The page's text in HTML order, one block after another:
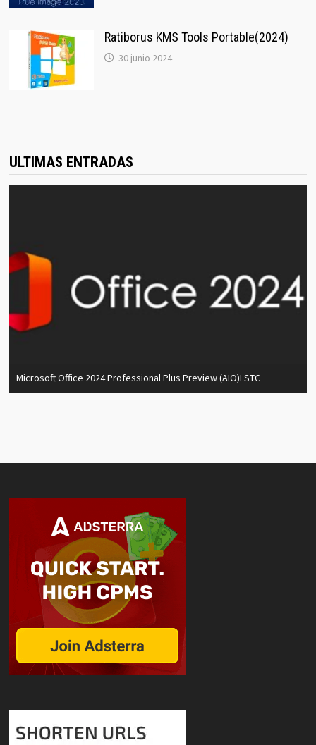
Ratiborus KMS Tools Portable(2024)
30 junio 2024
ULTIMAS ENTRADAS
Microsoft Office 2024 Professional Plus Preview (AIO)LSTC